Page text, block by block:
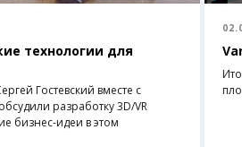
технологии для
Гостевский вместе с
разработку 3D/VR
бизнес-идеи в этом